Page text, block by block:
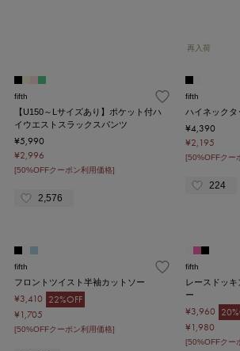
fifth
【U150～Lサイズあり】ポケット付ハ
イウエストスラックスパンツ
¥5,990
¥2,996
[50%OFFクーポン利用価格]
2,576
再入荷
fifth
ハイネックタ
¥4,390
¥2,195
[50%OFFクー
224
fifth
フロントツイスト半袖カットソー
¥3,410 22%OFF
¥1,705
[50%OFFクーポン利用価格]
fifth
レースドッ
ー
¥3,960
¥1,980
[50%OFFクー